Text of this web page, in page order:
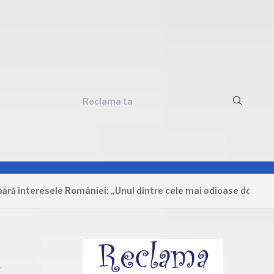
Reclama ta
României: „Unul dintre cele mai odioase documente